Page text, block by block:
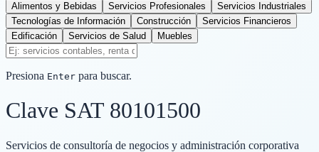
Alimentos y Bebidas Servicios Profesionales
Servicios Industriales
Tecnologías de Información
Construcción
Servicios Financieros
Edificación
Servicios de Salud Muebles
Presiona Enter para buscar.
Clave SAT 80101500
Servicios de consultoría de negocios y administración corporativa